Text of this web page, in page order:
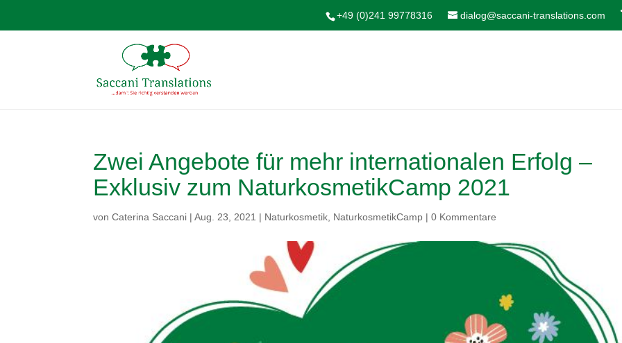
+49 (0)241 99778316 dialog@saccani-translations.com
Zwei Angebote für mehr internationalen Erfolg –
Exklusiv zum NaturkosmetikCamp 2021
vonCaterina Saccani |Aug. 23, 2021 | Naturkosmetik NaturkosmetikCamp |0 Kommentare